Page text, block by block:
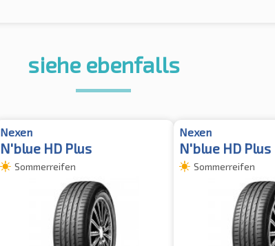
siehe ebenfalls
Nexen
N'blue HD Plus
Sommerreifen
Nexen
N'blue HD Plus
Sommerreifen